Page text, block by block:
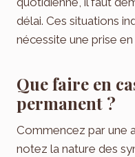
délai. Ces situations
nécessite une prise
Que faire en
permanent ?
Commencez par une
notez la nature des